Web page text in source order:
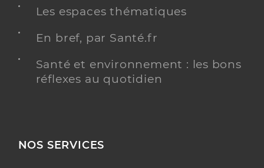
Les espaces thématiques
En bref, par Santé.fr
Santé et environnement : les bons
réflexes au quotidien
NOS SERVICES